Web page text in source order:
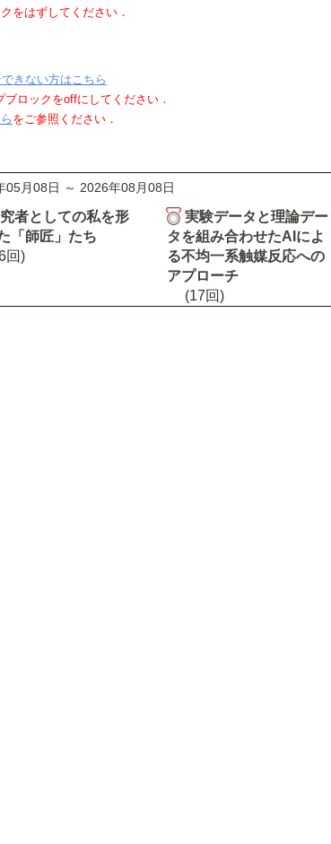
をはずしてください．
きない方はこちら
ロックをoffにしてください．
をご参照ください．
05月08日 ～ 2026年08月08日
者としての私を形
「師匠」たち
回)
実験データと理論デー
タを組み合わせたAIによ
る不均一系触媒反応への
アプローチ
(17回)